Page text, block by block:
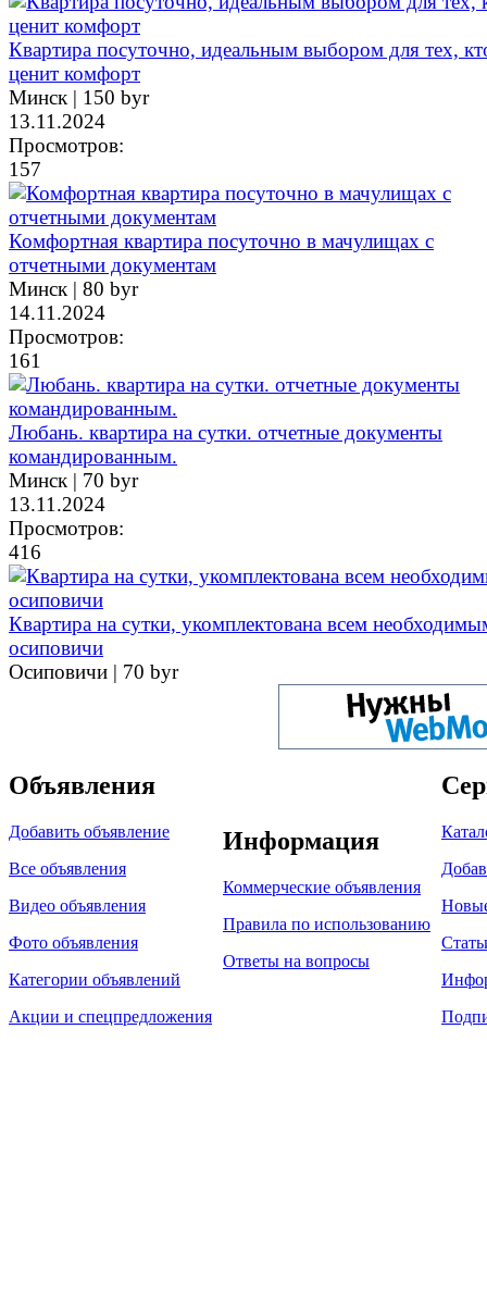
Квартира посуточно, идеальным выбором для тех,
ценит комфорт
Минск | 150 byr
13.11.2024
Просмотров:
157
Комфортная квартира посуточно в мачулищах с
отчетными документам
Минск | 80 byr
14.11.2024
Просмотров:
161
Любань. квартира на сутки. отчетные документы
командированным.
Минск | 70 byr
13.11.2024
Просмотров:
416
Квартира на сутки, укомплектована всем
осиповичи
Осиповичи | 70 byr
Объявления
Добавить объявление
Все объявления
Видео объявления
Фото объявления
Категории объявлений
Акции и спецпредложения
Информация
Коммерческие объявления
Правила по использованию
Ответы на вопросы